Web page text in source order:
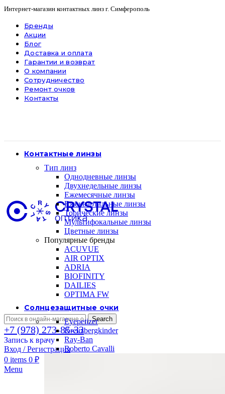
Интернет-магазин контактных линз г. Симферополь
Бренды
Акции
Блог
Доставка и оплата
Гарантии и возврат
О компании
Сотрудничество
Ремонт очков
Контакты
Search
+7 (978) 273-85-33
Запись к врачу
Вход / Регистрация
0 items 0 ₽
Menu
Контактные линзы
Тип линз
Однодневные линзы
Двухнедельные линзы
Ежемесячные линзы
Ежеквартальные линзы
Торические линзы
Мультифокальные линзы
Цветные линзы
Популярные бренды
ACUVUE
AIR OPTIX
ADRIA
BIOFINITY
DAILIES
OPTIMA FW
Солнцезащитные очки
Eyepetizer
Kreuzbergkinder
Ray-Ban
Roberto Cavalli